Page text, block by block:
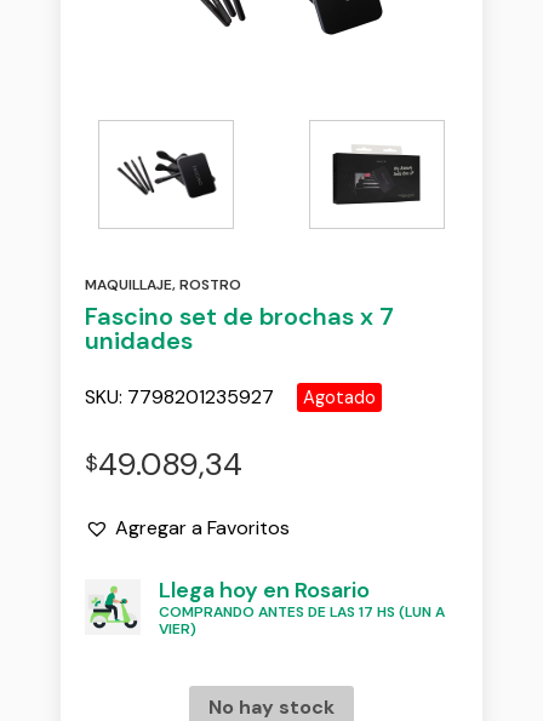
MAQUILLAJE,ROSTRO
Fascino set de brochas x 7
unidades
SKU: 7798201235927 Agotado
$49.089,34
Agregar a Favoritos
Llega hoy en Rosario
COMPRANDO ANTES DE LAS 17 HS (LUN A
VIER)
No hay stock